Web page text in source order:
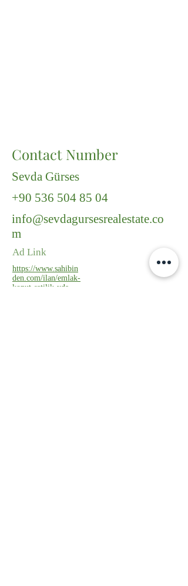
Contact Number
Sevda Gürses
+90 536 504 85 04
info@sevdagursesrealestate.co
m
Ad Link
https://www.sahibin
den.com/ilan/emlak-
konut-satilik-yda-